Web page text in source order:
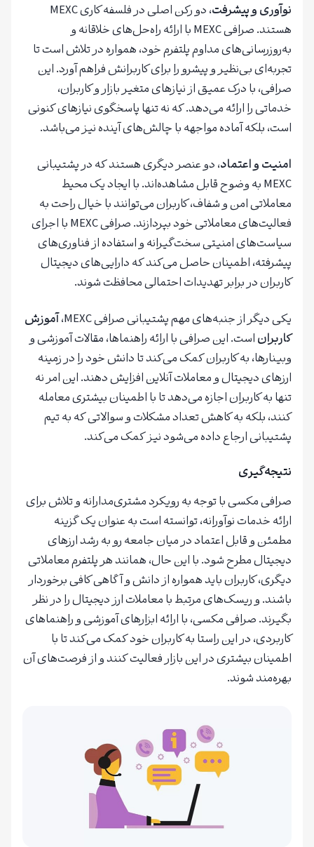
نوآوری و پیشرفت
، دو رکن اصلی در فلسفه کاری MEXC
هستند. صرافی MEXC با ارائه راه‌حل‌های خلاقانه و
به‌روزرسانی‌های مداوم پلتفرم خود، همواره در تلاش است تا
تجربه‌ای بی‌نظیر و پیشرو را برای کاربرانش فراهم آورد. این
صرافی، با درک عمیق از نیازهای متغیر بازار و کاربران،
خدماتی را ارائه می‌دهد. که نه تنها پاسخگوی نیازهای کنونی
است، بلکه آماده مواجهه با چالش‌های آینده نیز می‌باشد.
امنیت و اعتماد، دو عنصر دیگری هستند که در پشتیبانی
MEXC به وضوح قابل مشاهده‌اند. با ایجاد یک محیط
معاملاتی امن و شفاف، کاربران می‌توانند با خیال راحت به
فعالیت‌های معاملاتی خود بپردازند. صرافی MEXC با اجرای
سیاست‌های امنیتی سخت‌گیرانه و استفاده از فناوری‌های
پیشرفته، اطمینان حاصل می‌کند که دارایی‌های دیجیتال
کاربران در برابر تهدیدات احتمالی محافظت شوند.
یکی دیگر از جنبه‌های مهم پشتیبانی صرافی MEXC،
آموزش
کاربراناست. این صرافی با ارائه راهنماها، مقالات آموزشی و
وبینارها، به کاربران کمک می‌کند تا دانش خود را در زمینه
ارزهای دیجیتال و معاملات آنلاین افزایش دهند. این امر نه
تنها به کاربران اجازه می‌دهد تا با اطمینان بیشتری معامله
کنند، بلکه به کاهش تعداد مشکلات و سوالاتی که به تیم
پشتیبانی ارجاع داده می‌شود نیز کمک می‌کند.
نتیجه‌گیری
صرافی مکسی با توجه به رویکرد مشتری‌مدارانه و تلاش برای
ارائه خدمات نوآورانه، توانسته است به عنوان یک گزینه
مطمئن و قابل اعتماد در میان جامعه رو به رشد ارزهای
دیجیتال مطرح شود. با این حال، همانند هر پلتفرم معاملاتی
دیگری، کاربران باید همواره از دانش و آگاهی کافی برخوردار
باشند. و ریسک‌های مرتبط با معاملات ارز دیجیتال را در نظر
بگیرند. صرافی مکسی، با ارائه ابزارهای آموزشی و راهنماهای
کاربردی، در این راستا به کاربران خود کمک می‌کند تا با
اطمینان بیشتری در این بازار فعالیت کنند و از فرصت‌های آن
بهره‌مند شوند.